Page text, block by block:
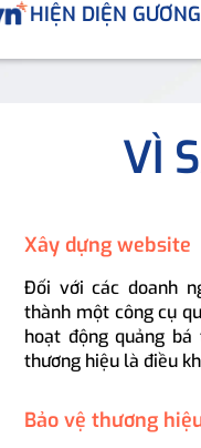
HIỆN DIỆN
VÌ
Xây dựng website
Đối với các doanh
thành một công cụ
hoạt động quảng
thương hiệu là điều
Bảo vệ thương